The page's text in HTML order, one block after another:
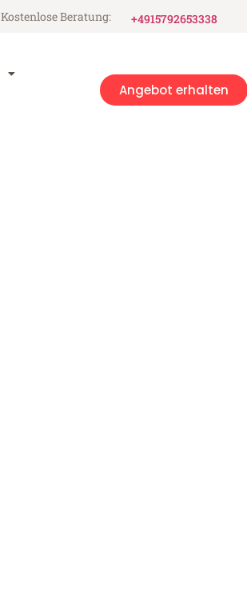
Kostenlose Beratung: +4915792653338
Angebot erhalten